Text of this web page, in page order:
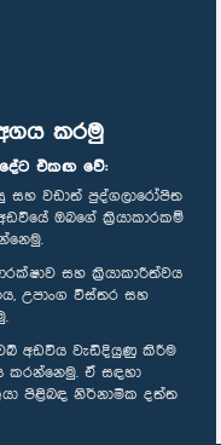
කරමු
එකඟ වේ:
සහ වඩාත් පුද්ගලාරෝපිත
ඔබගේ ක්‍රියාකාරකම්
සහ ක්‍රියාකාරීත්වය
උපාංග විස්තර සහ
අඩවිය වැඩිදියුණු කිරීම
කරන්නෙමු. ඒ සඳහා
පිළිබඳ නිර්නාමික දත්ත